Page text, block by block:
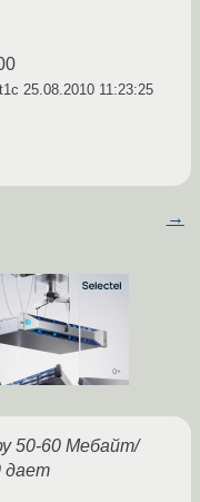
25.08.2010 11:23:25
→
50-60 Мебайт/
дает